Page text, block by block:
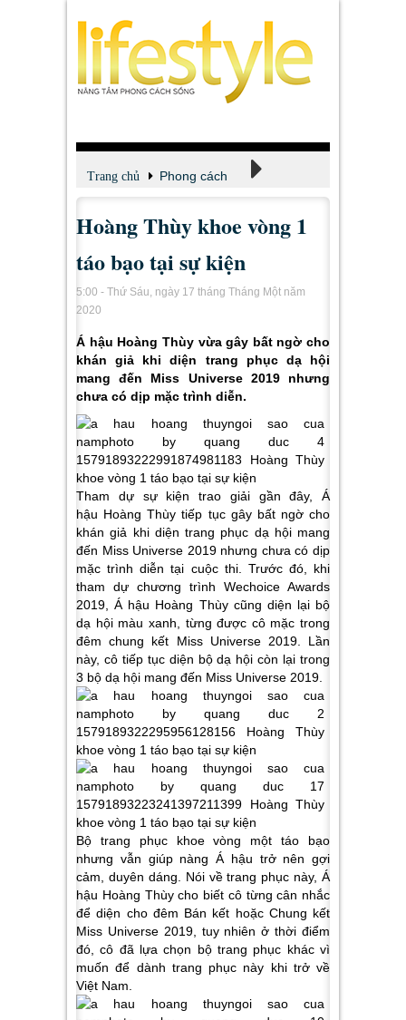
Trang chủ Phong cách
Thời trang
Hoàng Thùy khoe vòng 1
táo bạo tại sự kiện
5:00 - Thứ Sáu, ngày 17 tháng Tháng Một năm
2020
Á hậu Hoàng Thùy vừa gây bất ngờ cho
khán giả khi diện trang phục dạ hội
mang đến Miss Universe 2019 nhưng
chưa có dịp mặc trình diễn.
Tham dự sự kiện trao giải gần đây, Á
hậu Hoàng Thùy tiếp tục gây bất ngờ cho
khán giả khi diện trang phục dạ hội mang
đến Miss Universe 2019 nhưng chưa có dịp
mặc trình diễn tại cuộc thi. Trước đó, khi
tham dự chương trình Wechoice Awards
2019, Á hậu Hoàng Thùy cũng diện lại bộ
dạ hội màu xanh, từng được cô mặc trong
đêm chung kết Miss Universe 2019. Lần
này, cô tiếp tục diện bộ dạ hội còn lại trong
3 bộ dạ hội mang đến Miss Universe 2019.
Bộ trang phục khoe vòng một táo bạo
nhưng vẫn giúp nàng Á hậu trở nên gợi
cảm, duyên dáng. Nói về trang phục này, Á
hậu Hoàng Thùy cho biết cô từng cân nhắc
để diện cho đêm Bán kết hoặc Chung kết
Miss Universe 2019, tuy nhiên ở thời điểm
đó, cô đã lựa chọn bộ trang phục khác vì
muốn để dành trang phục này khi trở về
Việt Nam.